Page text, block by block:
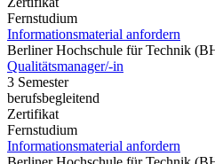
Fernstudium
Informationsmaterial anfordern
Berliner Hochschule für Technik
Qualitätsmanager/-in
3 Semester
berufsbegleitend
Zertifikat
Fernstudium
Informationsmaterial anfordern